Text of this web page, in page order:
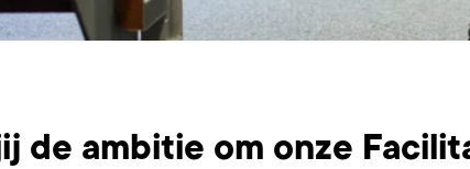
de ambitie om onze